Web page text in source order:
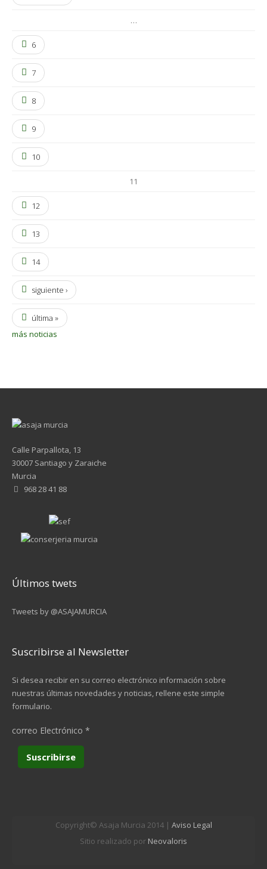
…
6
7
8
9
10
11
12
13
14
siguiente ›
última »
más noticias
Calle Parpallota, 13
30007 Santiago y Zaraiche
Murcia
968 28 41 88
Últimos twets
Tweets by @ASAJAMURCIA
Suscribirse al Newsletter
Si desea recibir en su correo electrónico información sobre
nuestras últimas novedades y noticias, rellene este simple
formulario.
correo Electrónico *
Copyright© Asaja Murcia 2014 | Aviso Legal
Sitio realizado por Neovaloris